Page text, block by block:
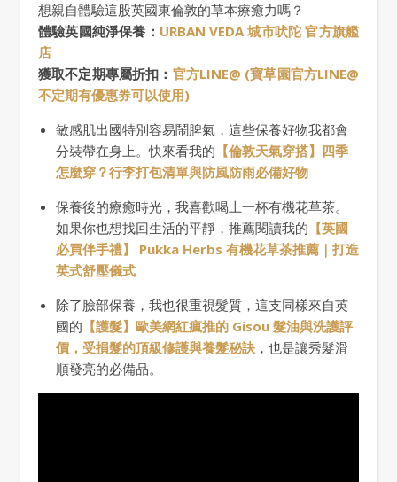
想親自體驗這股英國東倫敦的草本療癒力嗎？
體驗英國純淨保養： URBAN VEDA 城市吠陀 官方旗艦
店
獲取不定期專屬折扣： 官方LINE@ (寶草園官方LINE@
不定期有優惠券可以使用)
敏感肌出國特別容易鬧脾氣，這些保養好物我都會
分裝帶在身上。快來看我的 【倫敦天氣穿搭】四季
怎麼穿？行李打包清單與防風防雨必備好物
保養後的療癒時光，我喜歡喝上一杯有機花草茶。
如果你也想找回生活的平靜，推薦閱讀我的 【英國
必買伴手禮】 Pukka Herbs 有機花草茶推薦｜打造
英式舒壓儀式
除了臉部保養，我也很重視髮質，這支同樣來自英
國的 【護髮】歐美網紅瘋推的 Gisou 髮油與洗護評
價，受損髮的頂級修護與養髮秘訣 ，也是讓秀髮滑
順發亮的必備品。